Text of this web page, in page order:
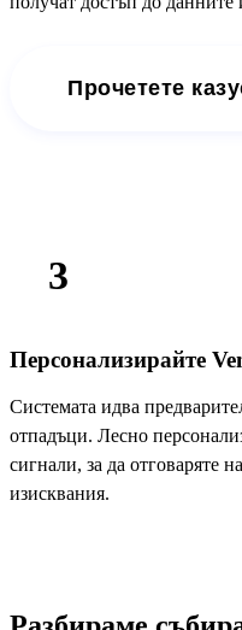
Прочетете
3
Персонализирайте
Системата идва
отпадъци. Лесно
сигнали, за да отговаряте
изисквания.